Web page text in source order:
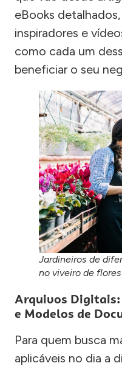
eBooks
inspiradores e
como cada um
beneficiar o seu
Jardineiros de
no viveiro de
Arquivos
e Modelos de
Para quem busca
aplicáveis no dia a